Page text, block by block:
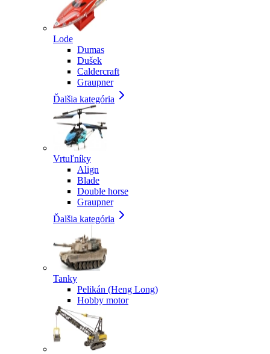
Lode
Dumas
Dušek
Caldercraft
Graupner
Ďalšia kategória
Vrtuľníky
Align
Blade
Double horse
Graupner
Ďalšia kategória
Tanky
Pelikán (Heng Long)
Hobby motor